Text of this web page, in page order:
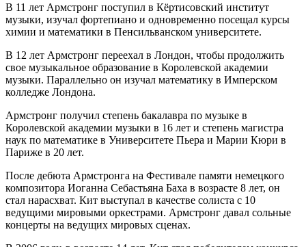
В 11 лет Армстронг поступил в Кёртисовский институт
музыки, изучал фортепиано и одновременно посещал курсы
химии и математики в Пенсильванском университете.
В 12 лет Армстронг переехал в Лондон, чтобы продолжить
свое музыкальное образование в Королевской академии
музыки. Параллельно он изучал математику в Имперском
колледже Лондона.
Армстронг получил степень бакалавра по музыке в
Королевской академии музыки в 16 лет и степень магистра
наук по математике в Университете Пьера и Марии Кюри в
Париже в 20 лет.
После дебюта Армстронга на Фестивале памяти немецкого
композитора Иоганна Себастьяна Баха в возрасте 8 лет, он
стал нарасхват. Кит выступал в качестве солиста с 10
ведущими мировыми оркестрами. Армстронг давал сольные
концерты на ведущих мировых сценах.